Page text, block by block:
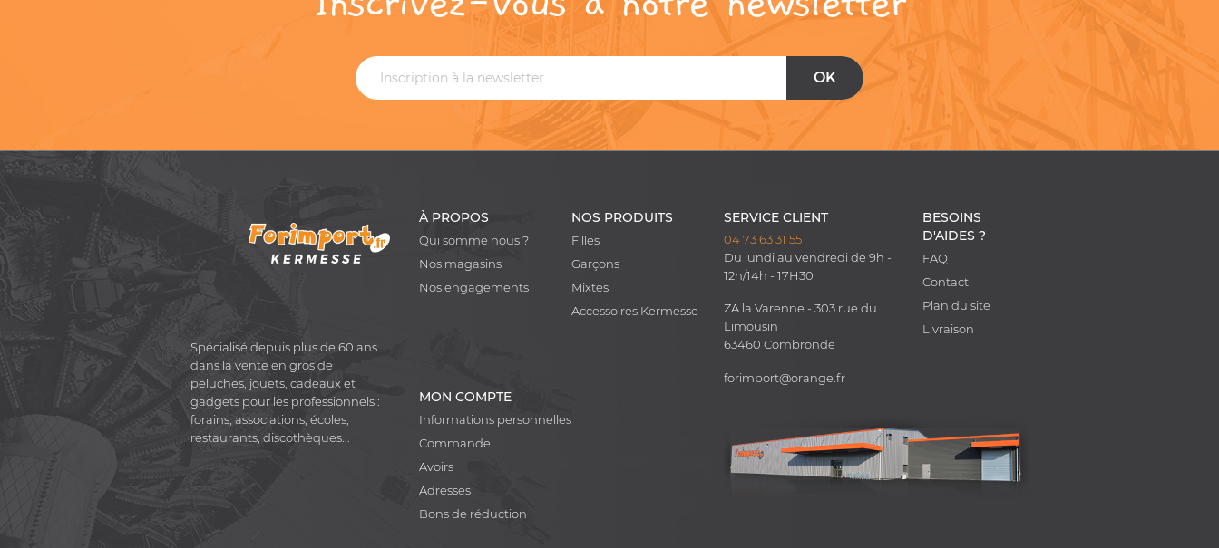
Spécialisé depuis plus de 60 ans
dans la vente en gros de
peluches, jouets, cadeaux et
gadgets pour les professionnels :
forains, associations, écoles,
restaurants, discothèques...
À PROPOS
Qui somme nous ?
Nos magasins
Nos engagements
MON COMPTE
Informations personnelles
Commande
Avoirs
Adresses
Bons de réduction
NOS PRODUITS
Filles
Garçons
Mixtes
Accessoires Kermesse
BESOINS
D'AIDES ?
FAQ
Contact
Plan du site
Livraison
SERVICE CLIENT
04 73 63 31 55
Du lundi au vendredi de 9h -
12h/14h - 17H30
ZA la Varenne - 303 rue du
Limousin
63460 Combronde
forimport@orange.fr